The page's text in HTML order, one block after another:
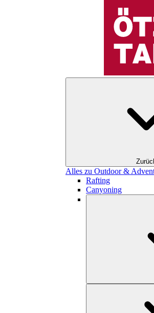
Alles zu Outdoor &
Rafting
Canyoning